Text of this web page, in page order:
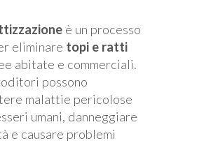
è un processo
eliminare topi e ratti
abitate e commerciali.
possono
malattie pericolose
umani, danneggiare
e causare problemi